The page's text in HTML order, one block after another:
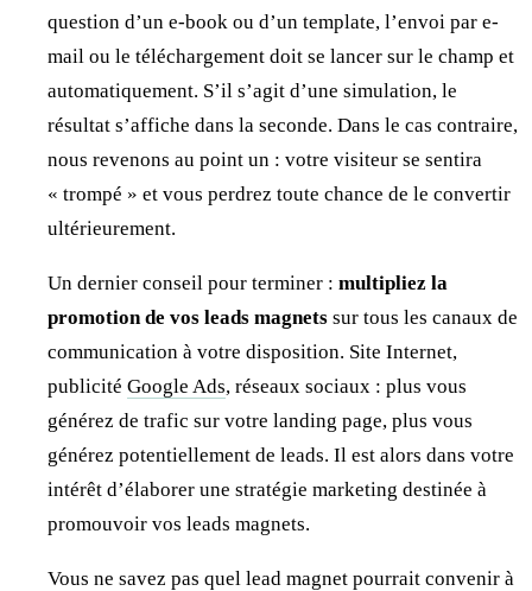
question d’un e-book ou d’un template, l’envoi par e-
mail ou le téléchargement doit se lancer sur le champ et
automatiquement. S’il s’agit d’une simulation, le
résultat s’affiche dans la seconde. Dans le cas contraire,
nous revenons au point un : votre visiteur se sentira
« trompé » et vous perdrez toute chance de le convertir
ultérieurement.
Un dernier conseil pour terminer : multipliez la
promotion de vos leads magnets sur tous les canaux de
communication à votre disposition. Site Internet,
publicité Google Ads, réseaux sociaux : plus vous
générez de trafic sur votre landing page, plus vous
générez potentiellement de leads. Il est alors dans votre
intérêt d’élaborer une stratégie marketing destinée à
promouvoir vos leads magnets.
Vous ne savez pas quel lead magnet pourrait convenir à